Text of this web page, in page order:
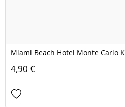
Miami Beach Hotel Monte Carlo
4,90 €